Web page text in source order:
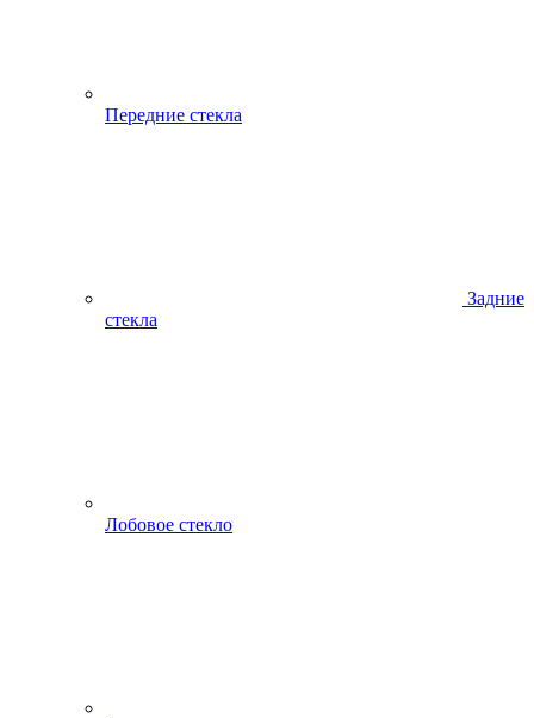
Передние стекла
Задние
стекла
Лобовое стекло